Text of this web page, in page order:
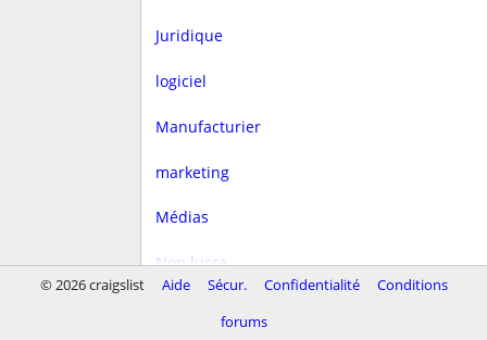
Juridique
logiciel
Manufacturier
marketing
Médias
Non lucra.
© 2026 craigslist Aide Sécur. Confidentialité
Conditions
forums